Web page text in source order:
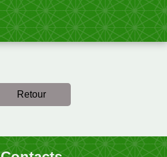
Retour